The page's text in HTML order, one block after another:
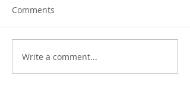
Comments
Write a comment...